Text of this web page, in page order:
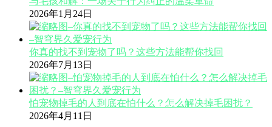
2026年1月24日
你真的找不到宠物了吗？这些方法能帮你找回
2026年7月13日
怕宠物掉毛的人到底在怕什么？怎么解决掉毛困扰？
2026年4月11日